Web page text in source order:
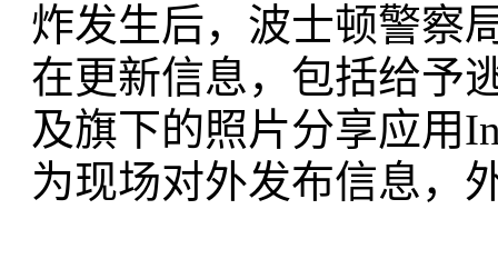
炸发生后，波士顿警察
在更新信息，包括给予
及旗下的照片分享应用
为现场对外发布信息，